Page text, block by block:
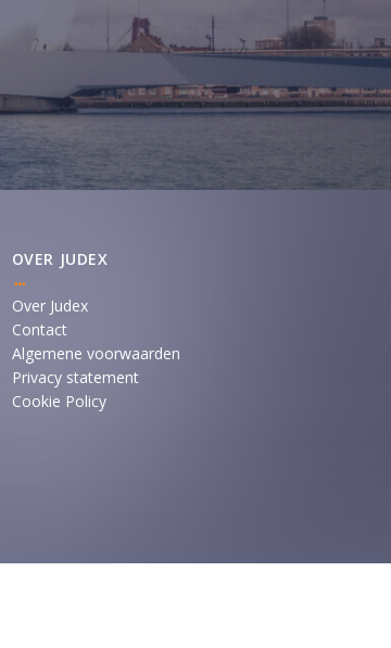
OVER JUDEX
Over Judex
Contact
Algemene voorwaarden
Privacy statement
Cookie Policy